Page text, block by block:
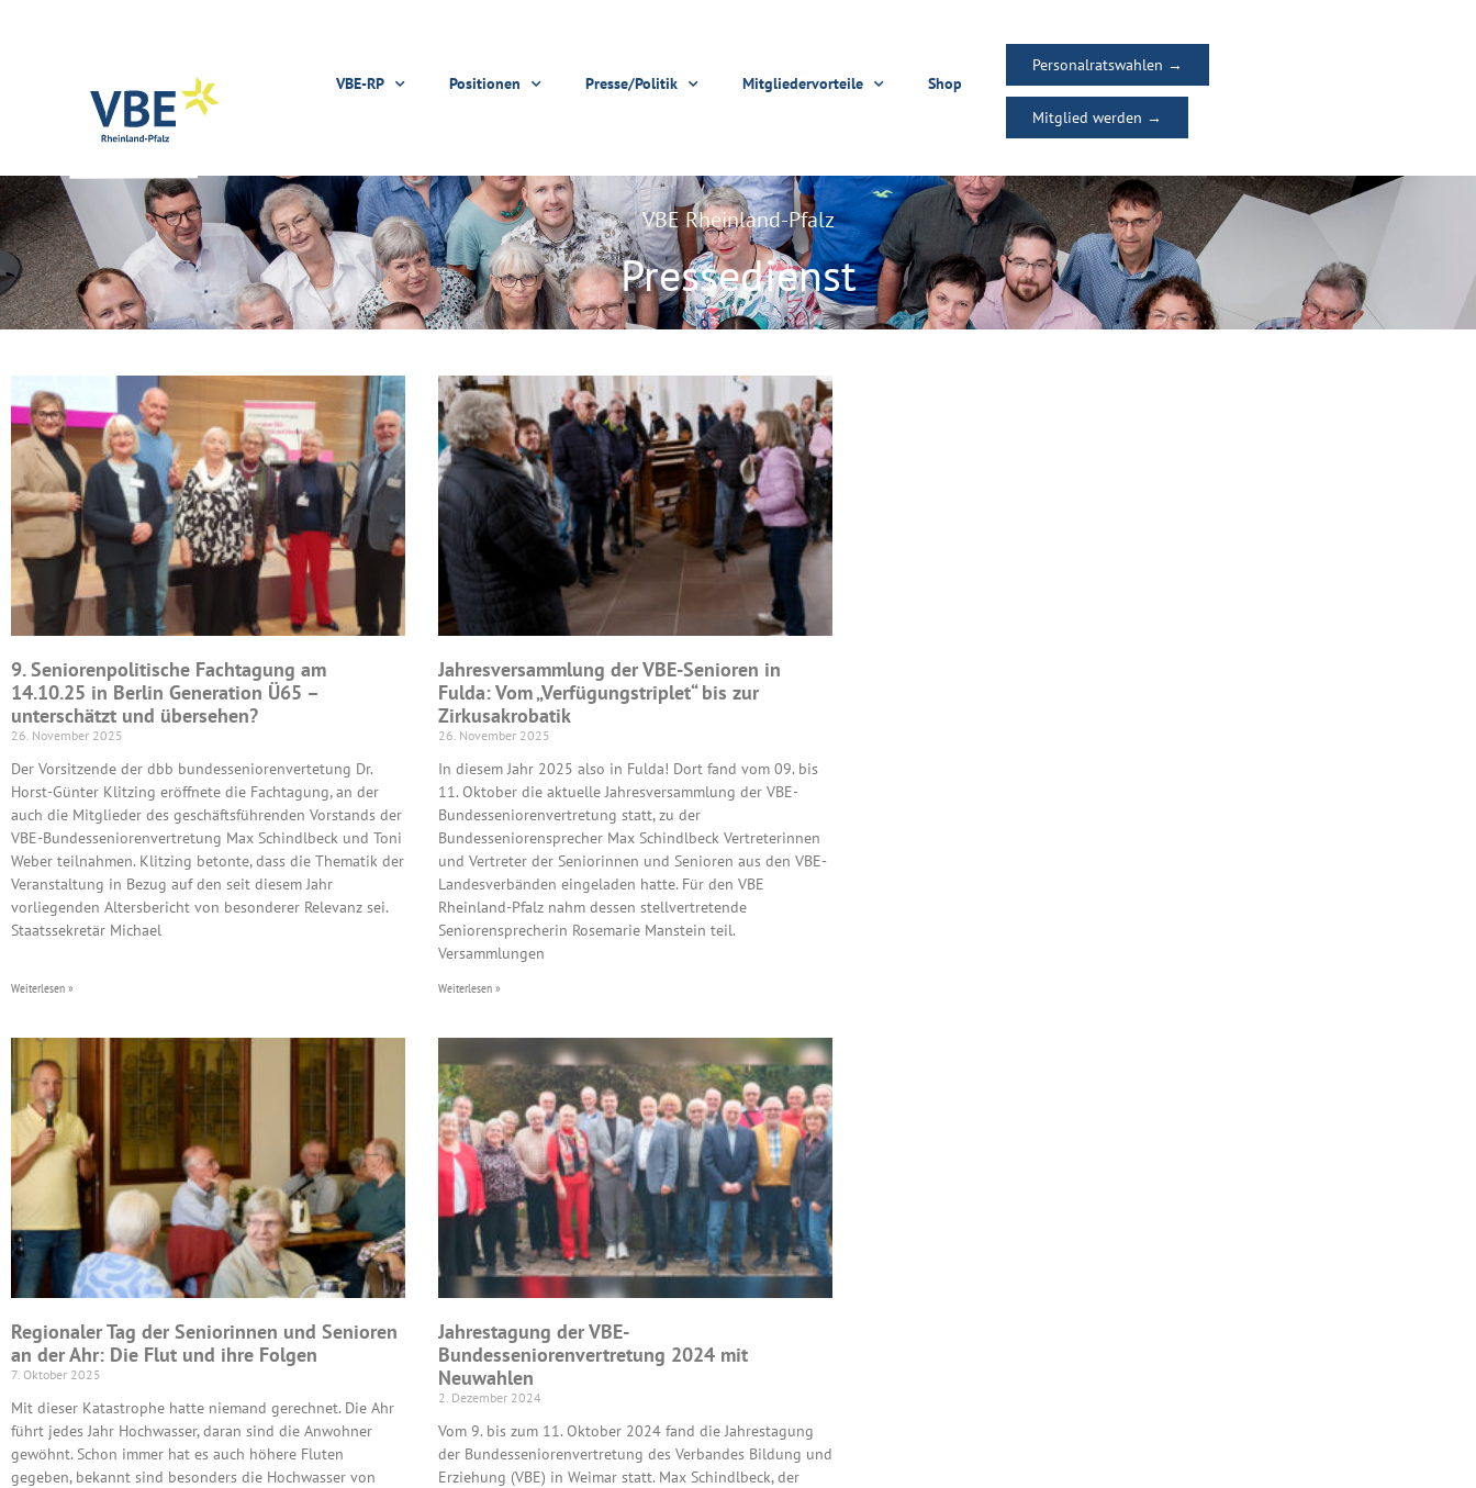
VBE-RP Positionen Presse/Politik Mitgliedervorteile Shop
Personalratswahlen →
Mitglied werden →
VBE Rheinland-Pfalz
Pressedienst
9. Seniorenpolitische Fachtagung am
14.10.25 in Berlin Generation Ü65 –
unterschätzt und übersehen?
26. November 2025
Der Vorsitzende der dbb bundesseniorenvertetung Dr.
Horst-Günter Klitzing eröffnete die Fachtagung, an der
auch die Mitglieder des geschäftsführenden Vorstands der
VBE-Bundesseniorenvertretung Max Schindlbeck und Toni
Weber teilnahmen. Klitzing betonte, dass die Thematik der
Veranstaltung in Bezug auf den seit diesem Jahr
vorliegenden Altersbericht von besonderer Relevanz sei.
Staatssekretär Michael
Weiterlesen »
Jahresversammlung der VBE-Senioren in
Fulda: Vom „Verfügungstriplet“ bis zur
Zirkusakrobatik
26. November 2025
In diesem Jahr 2025 also in Fulda! Dort fand vom 09. bis
11. Oktober die aktuelle Jahresversammlung der VBE-
Bundesseniorenvertretung statt, zu der
Bundesseniorensprecher Max Schindlbeck Vertreterinnen
und Vertreter der Seniorinnen und Senioren aus den VBE-
Landesverbänden eingeladen hatte. Für den VBE
Rheinland-Pfalz nahm dessen stellvertretende
Seniorensprecherin Rosemarie Manstein teil.
Versammlungen
Weiterlesen »
Regionaler Tag der Seniorinnen und Senioren
an der Ahr: Die Flut und ihre Folgen
7. Oktober 2025
Mit dieser Katastrophe hatte niemand gerechnet. Die Ahr
führt jedes Jahr Hochwasser, daran sind die Anwohner
gewöhnt. Schon immer hat es auch höhere Fluten
gegeben, bekannt sind besonders die Hochwasser von
Jahrestagung der VBE-
Bundesseniorenvertretung 2024 mit
Neuwahlen
2. Dezember 2024
Vom 9. bis zum 11. Oktober 2024 fand die Jahrestagung
der Bundesseniorenvertretung des Verbandes Bildung und
Erziehung (VBE) in Weimar statt. Max Schindlbeck, der